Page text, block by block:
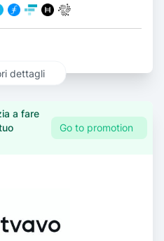
dettagli
a fare
Go to promotion